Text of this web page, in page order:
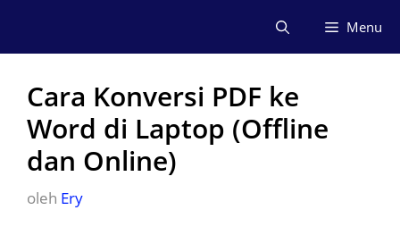
isi
Menu
Cara Konversi PDF ke
Word di Laptop (Offline
dan Online)
oleh Ery